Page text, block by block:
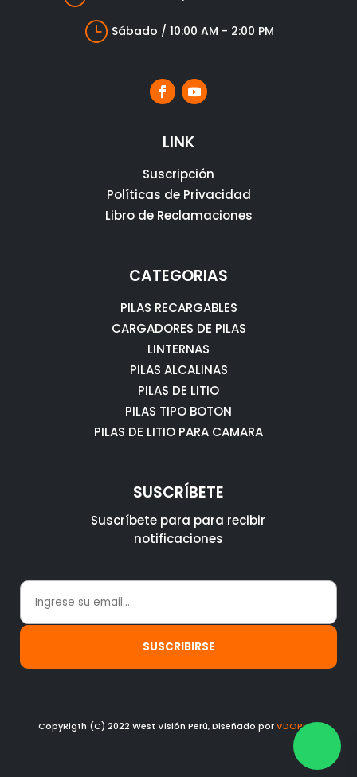
} Sábado / 10:00 AM - 2:00 PM
LINK
Suscripción
Políticas de Privacidad
Libro de Reclamaciones
CATEGORIAS
PILAS RECARGABLES
CARGADORES DE PILAS
LINTERNAS
PILAS ALCALINAS
PILAS DE LITIO
PILAS TIPO BOTON
PILAS DE LITIO PARA CAMARA
SUSCRÍBETE
Suscríbete para para recibir
notificaciones
CopyRigth (C) 2022 West Visión Perú, Diseñado porVDOPERU